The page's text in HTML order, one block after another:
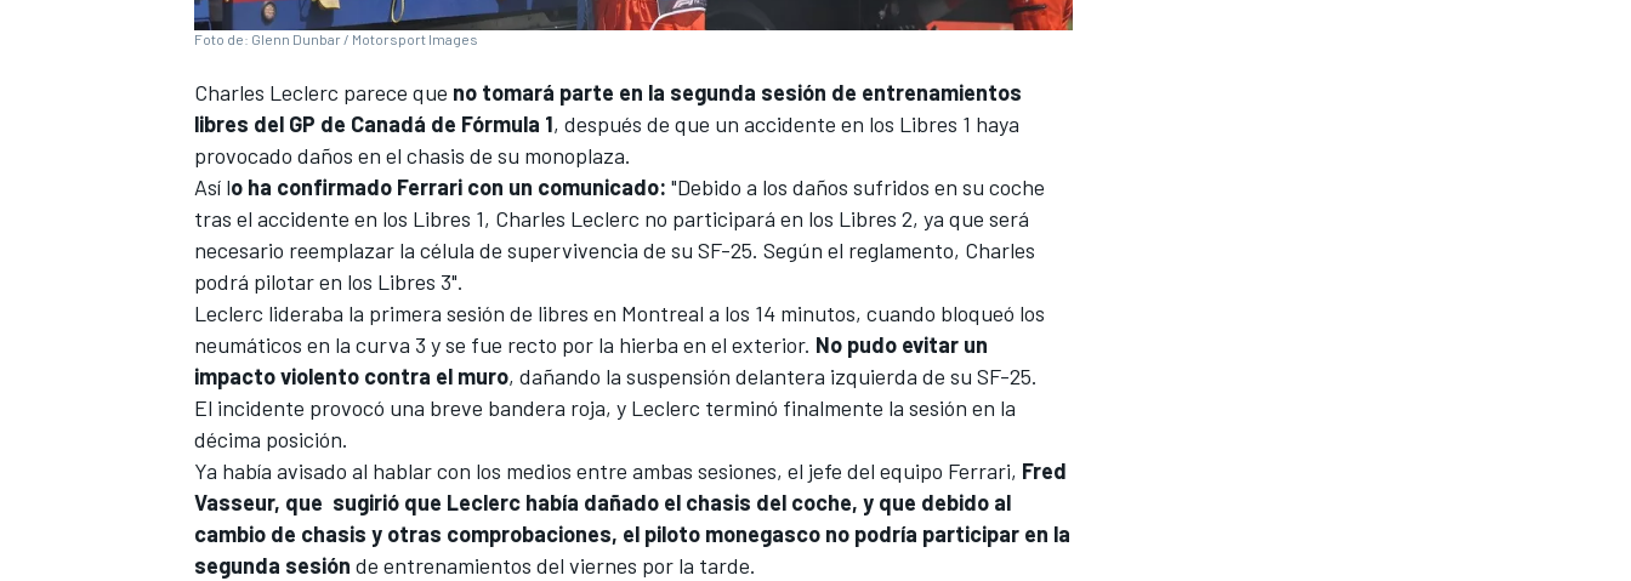
Foto de: Glenn Dunbar / Motorsport Images
Charles Leclerc parece que no tomará parte en la segunda sesión de entrenamientos
libres del GP de Canadá de Fórmula 1, después de que un accidente en los Libres 1 haya
provocado daños en el chasis de su monoplaza.
Así lo ha confirmado Ferrari con un comunicado: "Debido a los daños sufridos en su coche
tras el accidente en los Libres 1, Charles Leclerc no participará en los Libres 2, ya que será
necesario reemplazar la célula de supervivencia de su SF-25. Según el reglamento, Charles
podrá pilotar en los Libres 3".
Leclerc lideraba la primera sesión de libres en Montreal a los 14 minutos, cuando bloqueó los
neumáticos en la curva 3 y se fue recto por la hierba en el exterior. No pudo evitar un
impacto violento contra el muro, dañando la suspensión delantera izquierda de su SF-25.
El incidente provocó una breve bandera roja, y Leclerc terminó finalmente la sesión en la
décima posición.
Ya había avisado al hablar con los medios entre ambas sesiones, el jefe del equipo Ferrari, Fred
Vasseur, que sugirió que Leclerc había dañado el chasis del coche, y que debido al
cambio de chasis y otras comprobaciones, el piloto monegasco no podría participar en la
segunda sesión de entrenamientos del viernes por la tarde.